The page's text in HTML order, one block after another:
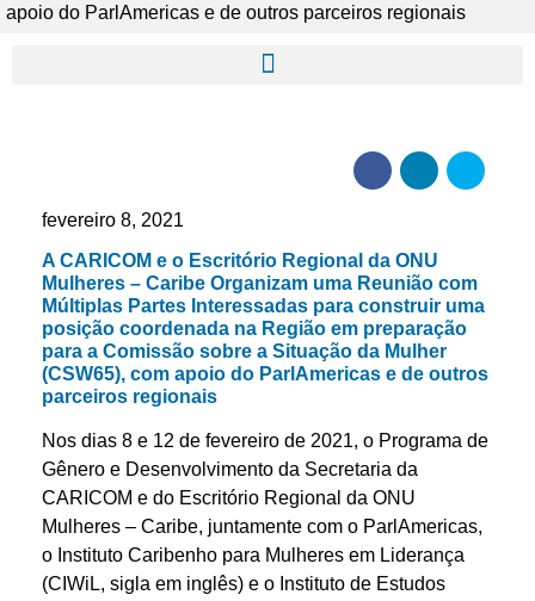
apoio do ParlAmericas e de outros parceiros regionais
fevereiro 8, 2021
A CARICOM e o Escritório Regional da ONU
Mulheres – Caribe Organizam uma Reunião com
Múltiplas Partes Interessadas para construir uma
posição coordenada na Região em preparação
para a Comissão sobre a Situação da Mulher
(CSW65), com apoio do ParlAmericas e de outros
parceiros regionais
Nos dias 8 e 12 de fevereiro de 2021, o Programa de
Gênero e Desenvolvimento da Secretaria da
CARICOM e do Escritório Regional da ONU
Mulheres – Caribe, juntamente com o ParlAmericas,
o Instituto Caribenho para Mulheres em Liderança
(CIWiL, sigla em inglês) e o Instituto de Estudos